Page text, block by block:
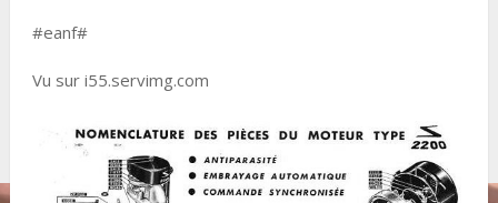
#eanf#
Vu sur i55.servimg.com